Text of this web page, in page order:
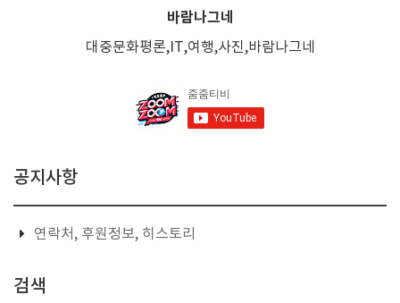
바람나그네
대중문화평론,IT,여행,사진,바람나그네
공지사항
연락처, 후원정보, 히스토리
검색